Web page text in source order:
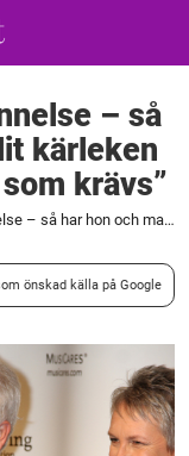
– så
kärleken
krävs”
Jamie Lee Curtis bekännelse – så har hon och maken hållit kärleken vid liv i 38 år: "Två ord som krävs"
önskad källa på Google